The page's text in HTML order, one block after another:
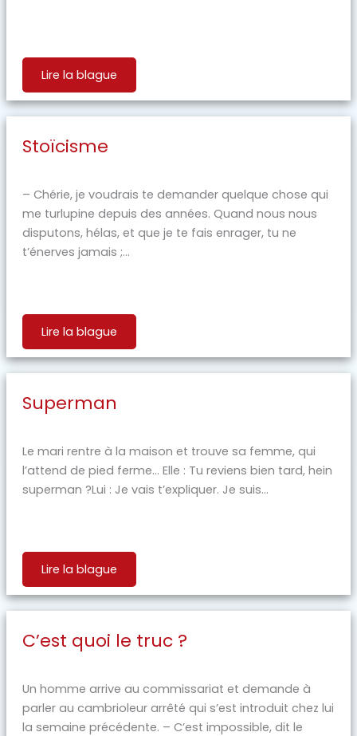
Lire la blague
Stoïcisme
– Chérie, je voudrais te demander quelque chose qui
me turlupine depuis des années. Quand nous nous
disputons, hélas, et que je te fais enrager, tu ne
t’énerves jamais ;...
Lire la blague
Superman
Le mari rentre à la maison et trouve sa femme, qui
l’attend de pied ferme… Elle : Tu reviens bien tard, hein
superman ?Lui : Je vais t’expliquer. Je suis...
Lire la blague
C’est quoi le truc ?
Un homme arrive au commissariat et demande à
parler au cambrioleur arrêté qui s’est introduit chez lui
la semaine précédente. – C’est impossible, dit le